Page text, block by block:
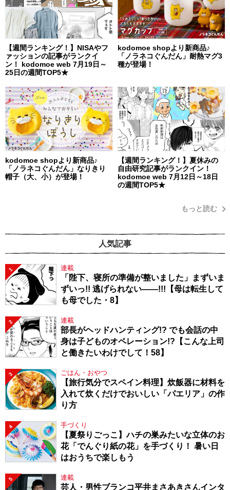
【週間ランキング！】NISAやフ
ァッションの記事がランクイ
ン！ kodomoe web 7月19日～
25日の週間TOP5★
kodomoe shopより新商品♪
「ノラネコぐんだん」耐熱マグ3
種が登場！
kodomoe shopより新商品♪
「ノラネコぐんだん」なりきり
帽子（大、小）が登場！
【週間ランキング！】夏休みの
自由研究記事がランクイン！
kodomoe web 7月12日～18日
の週間TOP5★
もっと読む
人気記事
1 連載
「陛下、寝所の準備が整いました」まずいま
ずいっ!! 逃げられない――!!!【母は転生して
も母でした・8】
2 連載
部長がヘッドハンティング!? でも会話の中
身は子どものオペレーション!?【こんな上司
と働きたいわけでして！58】
3 ごはん・おやつ
【旅行気分でスペイン料理】炊飯器に材料を
入れて炊くだけでおいしい「パエリア」の作
り方
4 手づくり
【夏祭りごっこ】ハチの巣みたいな立体のお
花「でんぐり紙の花」を手づくり！ 暑い日
はおうちで楽しもう
5 連載
芸人・男性ブランコ平井まさあきさんインタ